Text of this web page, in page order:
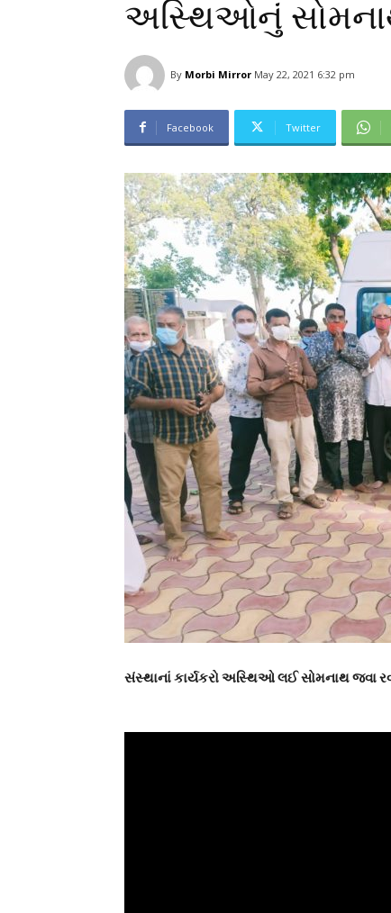
અસ્થિઓનું
By Morbi Mirror May 22, 2021 6:32 pm
Facebook Twitter
સંસ્થાનાં કાર્યકરો અસ્થિઓ લઈ સોમનાથ જવા